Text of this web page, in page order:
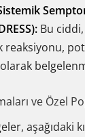
Bu
reaksiyonu,
ve Özel
aşağıdaki